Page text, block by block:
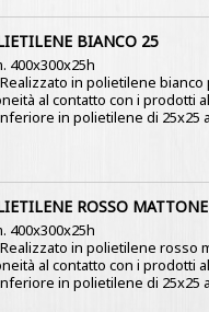
BIANCO 25
400x300x25h
in polietilene
al contatto con i prodotti
in polietilene di 25x25
ROSSO
400x300x25h
in polietilene rosso
al contatto con i prodotti
in polietilene di 25x25